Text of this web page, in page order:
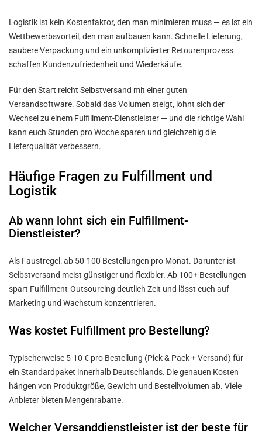
Logistik ist kein Kostenfaktor, den man minimieren muss — es ist ein
Wettbewerbsvorteil, den man aufbauen kann. Schnelle Lieferung,
saubere Verpackung und ein unkomplizierter Retourenprozess
schaffen Kundenzufriedenheit und Wiederkäufe.
Für den Start reicht Selbstversand mit einer guten
Versandsoftware. Sobald das Volumen steigt, lohnt sich der
Wechsel zu einem Fulfillment-Dienstleister — und die richtige Wahl
kann euch Stunden pro Woche sparen und gleichzeitig die
Lieferqualität verbessern.
Häufige Fragen zu Fulfillment und
Logistik
Ab wann lohnt sich ein Fulfillment-
Dienstleister?
Als Faustregel: ab 50-100 Bestellungen pro Monat. Darunter ist
Selbstversand meist günstiger und flexibler. Ab 100+ Bestellungen
spart Fulfillment-Outsourcing deutlich Zeit und lässt euch auf
Marketing und Wachstum konzentrieren.
Was kostet Fulfillment pro Bestellung?
Typischerweise 5-10 € pro Bestellung (Pick & Pack + Versand) für
ein Standardpaket innerhalb Deutschlands. Die genauen Kosten
hängen von Produktgröße, Gewicht und Bestellvolumen ab. Viele
Anbieter bieten Mengenrabatte.
Welcher Versanddienstleister ist der beste für